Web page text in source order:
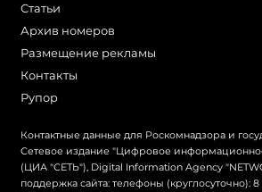
Статьи
Архив номеров
Размещение рекламы
Контакты
Рупор
Контактные данные для Роскомнадзора и
Сетевое издание "Цифровое
(ЦИА "СЕТЬ"), Digital Information Agency
поддержка сайта: телефоны (круглосуточно): 8